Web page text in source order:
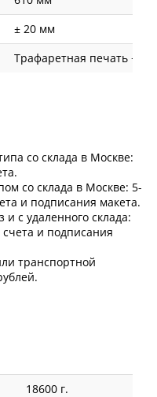
± 20 мм
Трафаретная печать +
со склада в Москве:
со склада в Москве: 5-
и подписания макета.
и с удаленного склада:
и подписания
транспортной
18600 г.